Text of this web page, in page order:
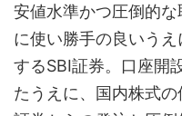
安値水準かつ圧倒的
に使い勝手の良いう
するSBI証券。口座開
たうえに、国内株式